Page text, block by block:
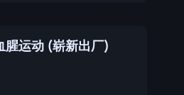
腥运动 (崭新出厂)